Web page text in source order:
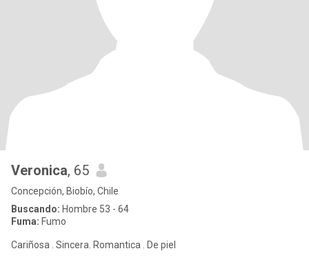
Veronica, 65
Concepción, Biobío, Chile
Buscando: Hombre 53 - 64
Fuma: Fumo
Cariñosa . Sincera. Romantica . De piel